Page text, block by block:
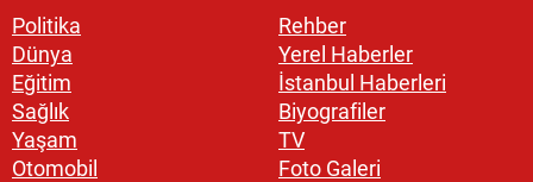
Politika
Dünya
Eğitim
Sağlık
Yaşam
Otomobil
Rehber
Yerel Haberler
İstanbul Haberleri
Biyografiler
TV
Foto Galeri